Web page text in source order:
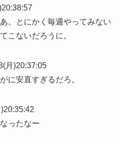
。とにかく毎週やってみない
こないだろうに。
月)20:37:05
に安直すぎるだろ。
ったなー